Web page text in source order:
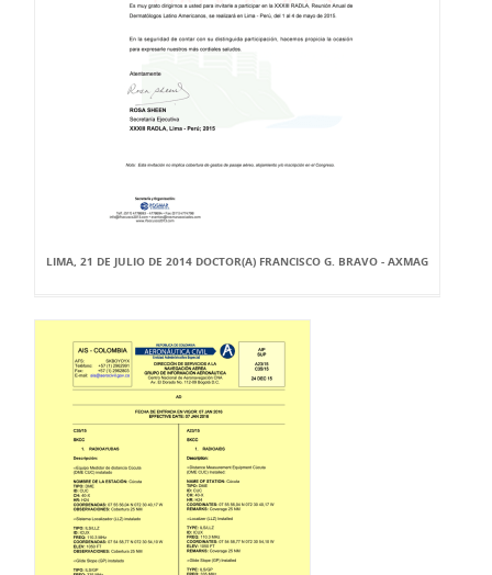
LIMA, 21 DE JULIO DE 2014 DOCTOR(A) FRANCISCO G. BRAVO - AXMAG